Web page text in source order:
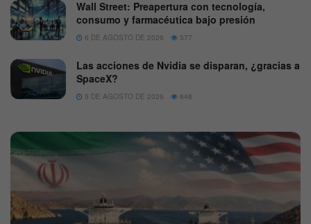
Wall Street: Preapertura con tecnología,
consumo y farmacéutica bajo presión
6 DE AGOSTO DE 2026 577
Las acciones de Nvidia se disparan, ¿gracias a
SpaceX?
5 DE AGOSTO DE 2026 648